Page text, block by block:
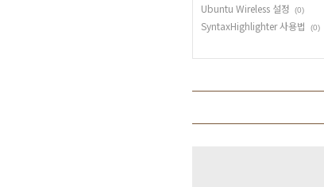
Ubuntu Wireless 설정 (0)
SyntaxHighlighter 사용법 (0)